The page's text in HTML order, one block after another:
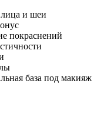
лица и шеи
покраснений
база под макияж